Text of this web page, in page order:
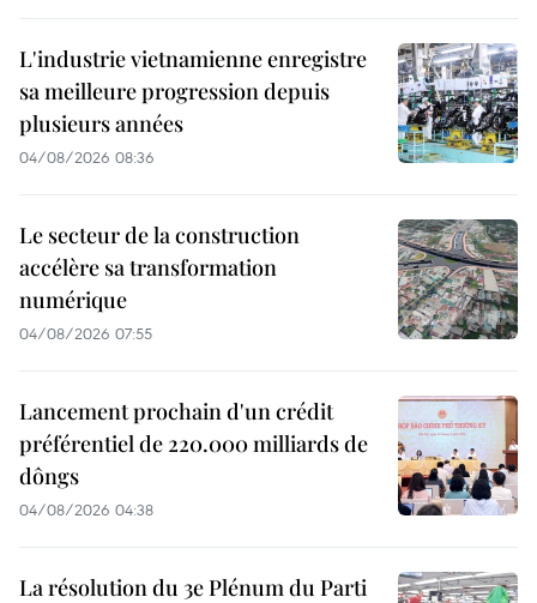
L'industrie vietnamienne enregistre
sa meilleure progression depuis
plusieurs années
04/08/2026 08:36
Le secteur de la construction
accélère sa transformation
numérique
04/08/2026 07:55
Lancement prochain d'un crédit
préférentiel de 220.000 milliards de
dôngs
04/08/2026 04:38
La résolution du 3e Plénum du Parti